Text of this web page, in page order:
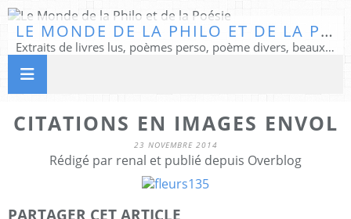
LE MONDE DE LA PHILO ET DE LA POÉSIE
Extraits de livres lus, poèmes perso, poème divers, beaux textes...
CITATIONS EN IMAGES ENVOL
23 NOVEMBRE 2014
Rédigé par renal et publié depuis Overblog
PARTAGER CET ARTICLE